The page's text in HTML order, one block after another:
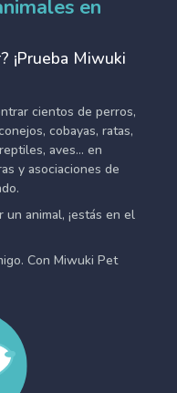
en
¡Prueba Miwuki
cientos de perros,
cobayas, ratas,
aves... en
y asociaciones de
animal, ¡estás en el
Con Miwuki Pet